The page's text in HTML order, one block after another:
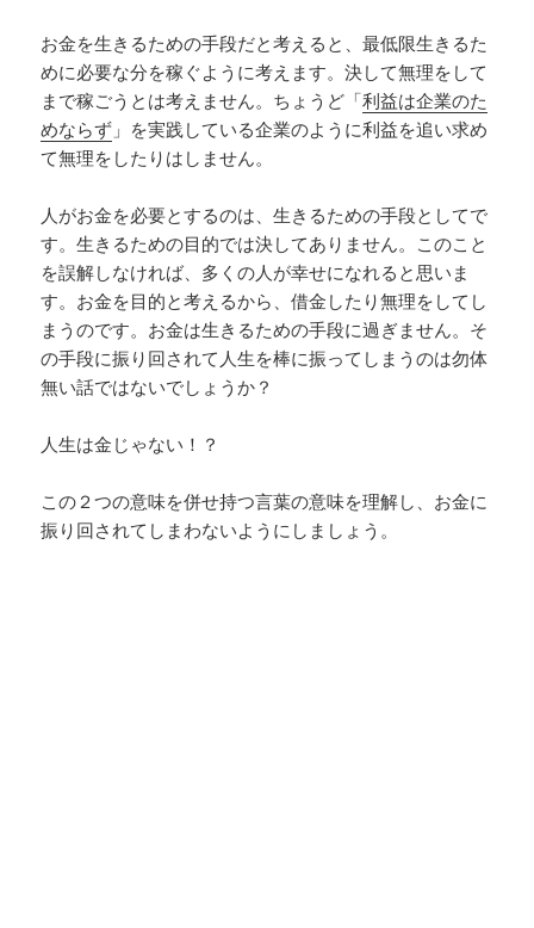
お金を生きるための手段だと考えると、最低限生きるた
めに必要な分を稼ぐように考えます。決して無理をして
まで稼ごうとは考えません。ちょうど「利益は企業のた
めならず 」を実践している企業のように利益を追い求め
て無理をしたりはしません。
人がお金を必要とするのは、生きるための手段としてで
す。生きるための目的では決してありません。このこと
を誤解しなければ、多くの人が幸せになれると思いま
す。お金を目的と考えるから、借金したり無理をしてし
まうのです。お金は生きるための手段に過ぎません。そ
の手段に振り回されて人生を棒に振ってしまうのは勿体
無い話ではないでしょうか？
人生は金じゃない！？
この２つの意味を併せ持つ言葉の意味を理解し、お金に
振り回されてしまわないようにしましょう。